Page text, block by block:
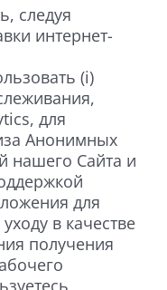
следуя
интернет-
(i)
для
Анонимных
нашего Сайта и
для
в качестве
получения